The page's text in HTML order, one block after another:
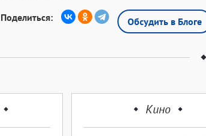
Поделиться:
Обсудить в Блоге
Кино